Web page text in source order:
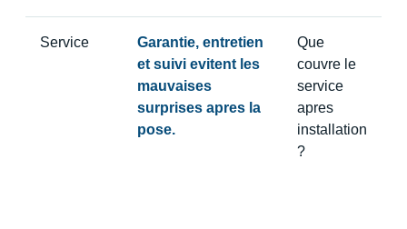
Service
Garantie, entretien
et suivi evitent les
mauvaises
surprises apres la
pose.
Que
couvre le
service
apres
installation
?